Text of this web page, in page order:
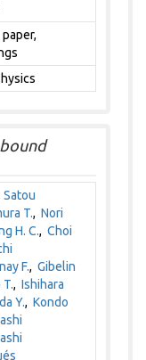
Satou
T.,Nori
H. C.,Choi
F.,Gibelin
T.,Ishihara
Y.,Kondo